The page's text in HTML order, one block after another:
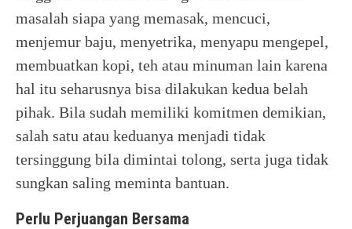
masalah siapa yang memasak, mencuci,
menjemur baju, menyetrika, menyapu mengepel,
membuatkan kopi, teh atau minuman lain karena
hal itu seharusnya bisa dilakukan kedua belah
pihak. Bila sudah memiliki komitmen demikian,
salah satu atau keduanya menjadi tidak
tersinggung bila dimintai tolong, serta juga tidak
sungkan saling meminta bantuan.
Perlu Perjuangan Bersama